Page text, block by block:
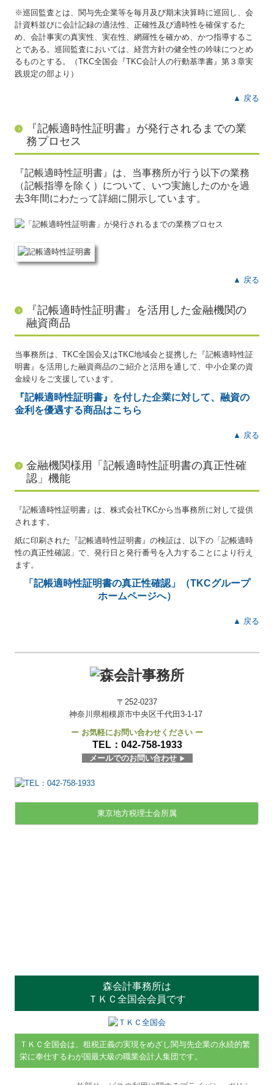
※巡回監査とは、関与先企業等を毎月及び期末決算時に巡回し、会
計資料並びに会計記録の適法性、正確性及び適時性を確保するた
め、会計事実の真実性、実在性、網羅性を確かめ、かつ指導するこ
とである。巡回監査においては、経営方針の健全性の吟味につとめ
るものとする。（TKC全国会『TKC会計人の行動基準書』第３章実
践規定の部より）
▲ 戻る
『記帳適時性証明書』が発行されるまでの業
務プロセス
『記帳適時性証明書』は、当事務所が行う以下の業務
（記帳指導を除く）について、いつ実施したのかを過
去3年間にわたって詳細に開示しています。
▲ 戻る
『記帳適時性証明書』を活用した金融機関の
融資商品
当事務所は、TKC全国会又はTKC地域会と提携した『記帳適時性証
明書 』 を活用した融資商品のご紹介と活用を通して、中小企業の資
金繰りをご支援しています。
『記帳適時性証明書』を付した企業に対して、融資の
金利を優遇する商品はこちら
▲ 戻る
金融機関様用「記帳適時性証明書の真正性確
認」機能
『記帳適時性証明書 』 は、株式会社TKCから当事務所に対して提供
されます。
紙に印刷された『記帳適時性証明書 』の検証は、以下の「記帳適時
性の真正性確認」で、発行日と発行番号を入力することにより行え
ます。
「記帳適時性証明書の真正性確認」（TKCグループ
ホームページへ）
▲ 戻る
〒252-0237
神奈川県相模原市中央区千代田3-1-17
ー お気軽にお問い合わせください ー
TEL： 042-758-1933
メールでのお問い合わせ ▶
東京地方税理士会所属
森会計事務所は
ＴＫＣ全国会会員です
ＴＫＣ全国会は、租税正義の実現をめざし関与先企業の永続的繁
栄に奉仕するわが国最大級の職業会計人集団です。